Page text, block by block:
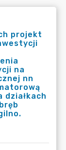
projekt
na
nn
działkach